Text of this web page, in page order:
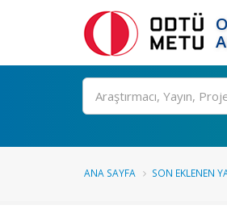
Ara
ANA SAYFA SON EKLENEN